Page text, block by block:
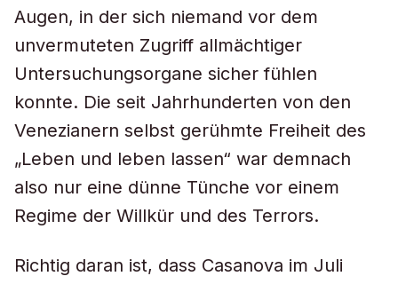
Augen, in der sich niemand vor dem
unvermuteten Zugriff allmächtiger
Untersuchungsorgane sicher fühlen
konnte. Die seit Jahrhunderten von den
Venezianern selbst gerühmte Freiheit des
„Leben und leben lassen“ war demnach
also nur eine dünne Tünche vor einem
Regime der Willkür und des Terrors.
Richtig daran ist, dass Casanova im Juli